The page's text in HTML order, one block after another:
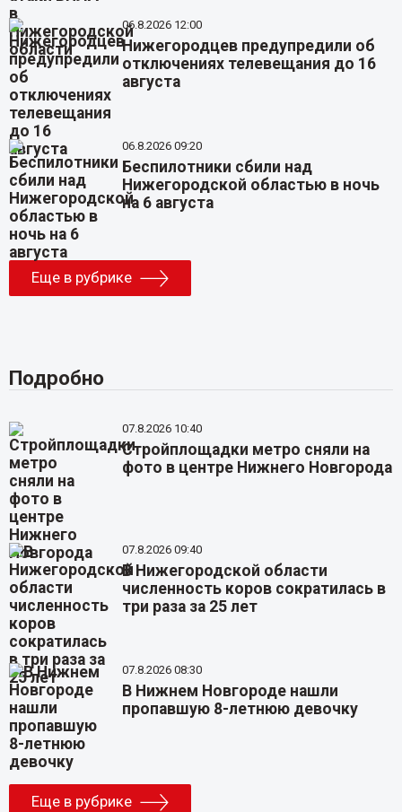
06.8.2026 12:00
Нижегородцев предупредили об
отключениях телевещания до 16
августа
06.8.2026 09:20
Беспилотники сбили над
Нижегородской областью в ночь
на 6 августа
Еще в рубрике
Подробно
07.8.2026 10:40
Стройплощадки метро сняли на
фото в центре Нижнего Новгорода
07.8.2026 09:40
В Нижегородской области
численность коров сократилась в
три раза за 25 лет
07.8.2026 08:30
В Нижнем Новгороде нашли
пропавшую 8-летнюю девочку
Еще в рубрике